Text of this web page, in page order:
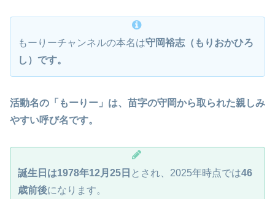
もーりーチャンネルの本名は守岡裕志（もりおかひろ
し）です。
活動名の「もーりー」は、苗字の守岡から取られた親しみ
やすい呼び名です。
誕生日は1978年12月25日 とされ、2025年時点では46
歳前後になります。